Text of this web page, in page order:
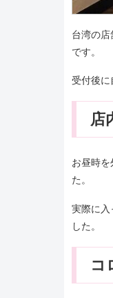
台湾の
です。
受付後に
店
お昼時
た。
実際に入
した。
コ